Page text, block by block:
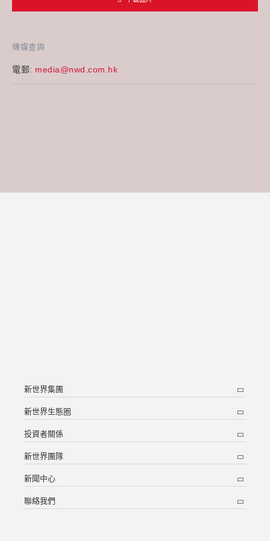
傳媒查詢
電郵: media@nwd.com.hk
新世界集團
新世界生態圈
投資者關係
新世界團隊
新聞中心
聯絡我們